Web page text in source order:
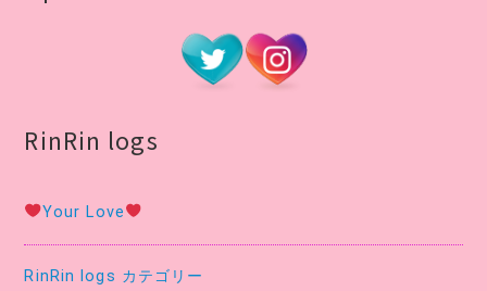
RinRin logs
Your Love
RinRin logs カテゴリー